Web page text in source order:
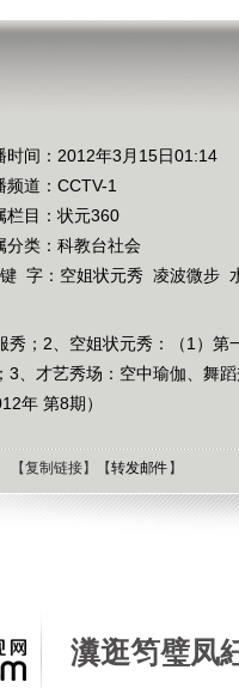
时间：2012年3月15日01:14
频道： CCTV-1
栏目： 状元360
分类：科教台社会
字： 空姐状元秀 凌波微步
；2、空姐状元秀：（1）第
、才艺秀场：空中瑜伽、舞
年 第8期）
【复制链接】【转发邮件 】
瀵逛笉璧凤